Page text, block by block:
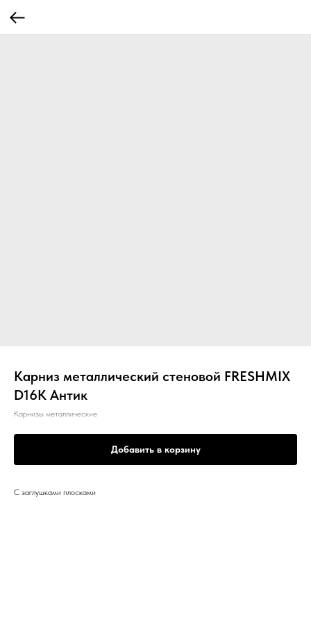
Карниз металлический стеновой FRESHMIX
D16К Антик
Карнизы металлические
Добавить в корзину
С заглушками плосками